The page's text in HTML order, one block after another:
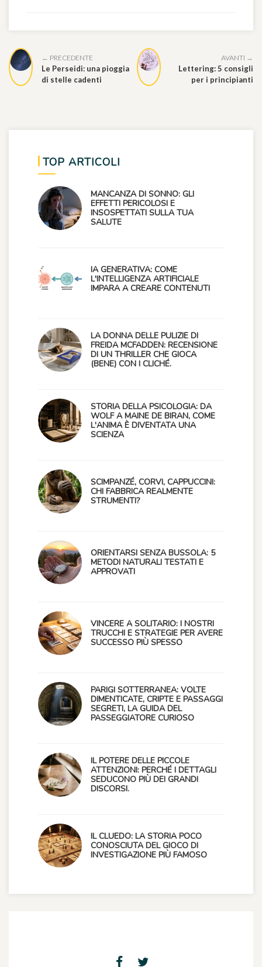
← PRECEDENTE
Le Perseidi: una pioggia
di stelle cadenti
AVANTI →
Lettering: 5 consigli
per i principianti
TOP ARTICOLI
MANCANZA DI SONNO: GLI
EFFETTI PERICOLOSI E
INSOSPETTATI SULLA TUA
SALUTE
IA GENERATIVA: COME
L'INTELLIGENZA ARTIFICIALE
IMPARA A CREARE CONTENUTI
LA DONNA DELLE PULIZIE DI
FREIDA MCFADDEN: RECENSIONE
DI UN THRILLER CHE GIOCA
(BENE) CON I CLICHÉ.
STORIA DELLA PSICOLOGIA: DA
WOLF A MAINE DE BIRAN, COME
L'ANIMA È DIVENTATA UNA
SCIENZA
SCIMPANZÉ, CORVI, CAPPUCCINI:
CHI FABBRICA REALMENTE
STRUMENTI?
ORIENTARSI SENZA BUSSOLA: 5
METODI NATURALI TESTATI E
APPROVATI
VINCERE A SOLITARIO: I NOSTRI
TRUCCHI E STRATEGIE PER AVERE
SUCCESSO PIÙ SPESSO
PARIGI SOTTERRANEA: VOLTE
DIMENTICATE, CRIPTE E PASSAGGI
SEGRETI, LA GUIDA DEL
PASSEGGIATORE CURIOSO
IL POTERE DELLE PICCOLE
ATTENZIONI: PERCHÉ I DETTAGLI
SEDUCONO PIÙ DEI GRANDI
DISCORSI.
IL CLUEDO: LA STORIA POCO
CONOSCIUTA DEL GIOCO DI
INVESTIGAZIONE PIÙ FAMOSO